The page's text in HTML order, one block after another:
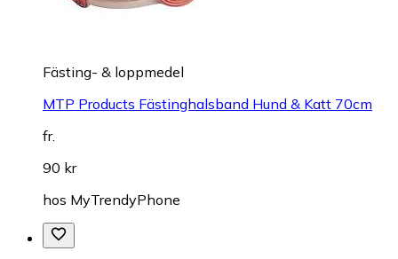
Fästing- & loppmedel
MTP Products Fästinghalsband Hund & Katt 70cm
fr.
90 kr
hos MyTrendyPhone